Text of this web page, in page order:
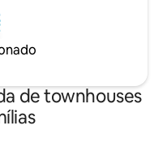
de townhouses